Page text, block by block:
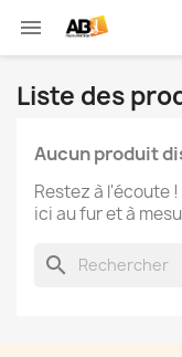

Liste des
Aucun produit
Restez à l'écoute
ici au fur et à
search